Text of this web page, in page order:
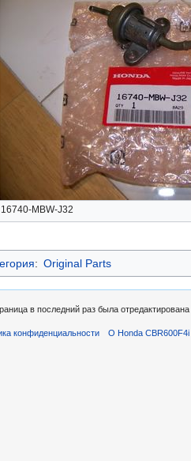
16740-MBW-J32
: Original Parts
в последний раз была
конфиденциальности О Honda CBR600F4i